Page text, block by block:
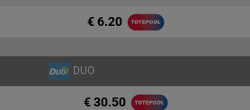
€ 6.20
DUO
€ 30.50